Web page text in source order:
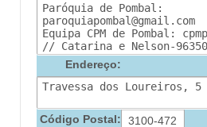
Endereço:
Código Postal: